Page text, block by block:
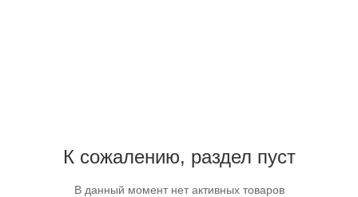
К сожалению, раздел пуст
В данный момент нет активных товаров